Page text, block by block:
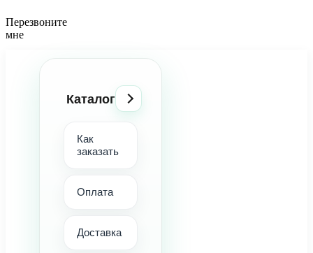
Перезвоните
мне
Каталог
Как
заказать
Оплата
Доставка